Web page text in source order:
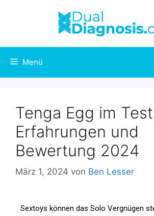
Menü
Tenga Egg im
Erfahrungen und
Bewertung 2024
März 1, 2024 von Ben Lesser
Sextoys können das Solo Vergnügen